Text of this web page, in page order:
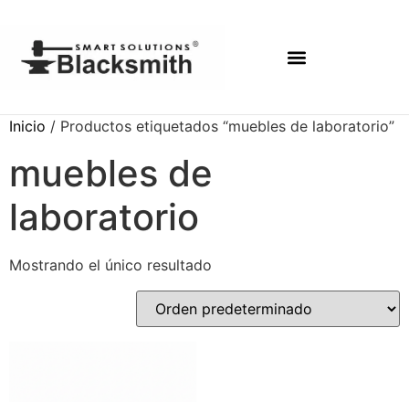
Inicio / Productos etiquetados “muebles de laboratorio”
muebles de
laboratorio
Mostrando el único resultado